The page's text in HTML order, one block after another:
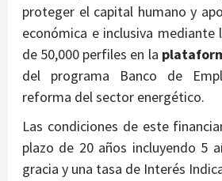
proteger el capital humano y
económica e inclusiva mediante
de 50,000 perfiles en la
del programa Banco de
reforma del sector energético.
Las condiciones de este
plazo de 20 años incluyendo 5
gracia y una tasa de Interés